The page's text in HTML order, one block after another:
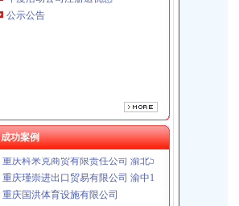
公示公告
成功案例
重庆国洪体育设施有限公司
重庆星竣贸易有限责任公司 渝中100万 （进出口权）
重庆海谛升进出口贸易有限公司 渝北100万 （进出口权）